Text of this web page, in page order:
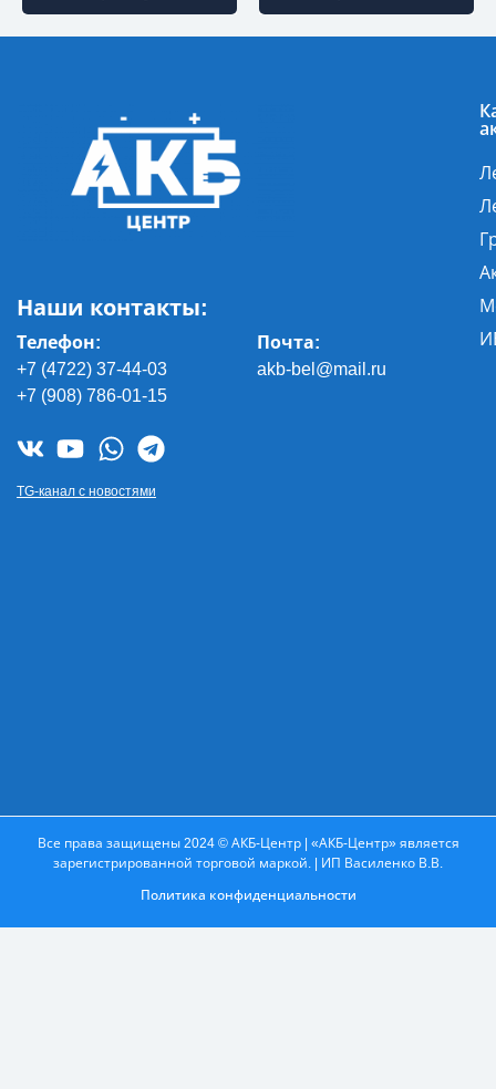
Наши контакты:
Телефон:
+7 (4722) 37-44-03
+7 (908) 786-01-15
Почта:
akb-bel@mail.ru
TG-канал с новостями
Все права защищены 2024 © АКБ-Центр | «АКБ-Центр» является
зарегистрированной торговой маркой. | ИП Василенко В.В.
Политика конфиденциальности